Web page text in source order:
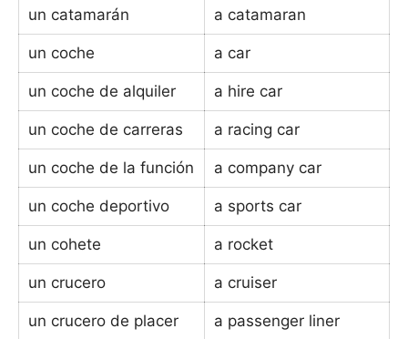
un catamarán a catamaran
un coche a car
un coche de alquiler a hire car
un coche de carreras a racing car
un coche de la función a company car
un coche deportivo a sports car
un cohete a rocket
un crucero a cruiser
un crucero de placer a passenger liner